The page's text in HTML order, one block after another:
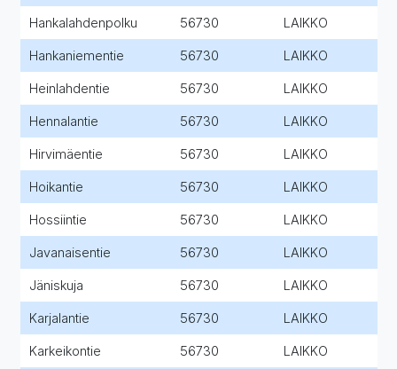
Hankalahdenpolku 56730 LAIKKO
Hankaniementie 56730 LAIKKO
Heinlahdentie 56730 LAIKKO
Hennalantie 56730 LAIKKO
Hirvimäentie 56730 LAIKKO
Hoikantie 56730 LAIKKO
Hossiintie 56730 LAIKKO
Javanaisentie 56730 LAIKKO
Jäniskuja 56730 LAIKKO
Karjalantie 56730 LAIKKO
Karkeikontie 56730 LAIKKO